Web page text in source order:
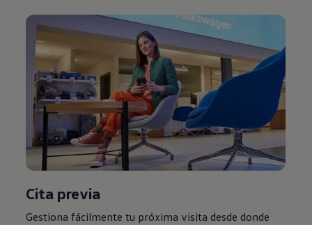
Cita previa
Gestiona fácilmente tu próxima visita desde donde